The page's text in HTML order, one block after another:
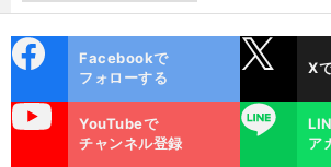
ok
Facebookで
フォローする
X
YouTubeで
チャンネル登録
LINE
ア